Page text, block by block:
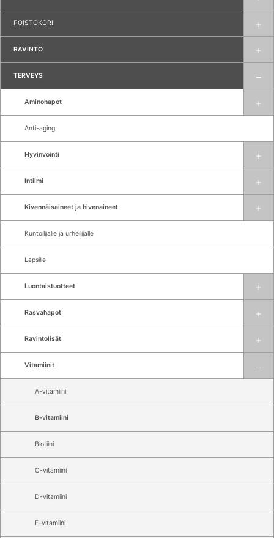
POISTOKORI
RAVINTO
TERVEYS
Aminohapot
Anti-aging
Hyvinvointi
Intiimi
Kivennäisaineet ja hivenaineet
Kuntoilijalle ja urheilijalle
Lapsille
Luontaistuotteet
Rasvahapot
Ravintolisät
Vitamiinit
A-vitamiini
B-vitamiini
Biotiini
C-vitamiini
D-vitamiini
E-vitamiini